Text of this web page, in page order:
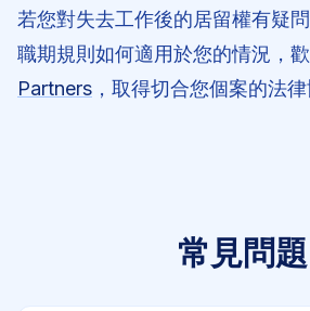
若您對失去工作後的居留權有疑
職期規則如何適用於您的情況，
Partners ，取得切合您個案的法律
常見問題